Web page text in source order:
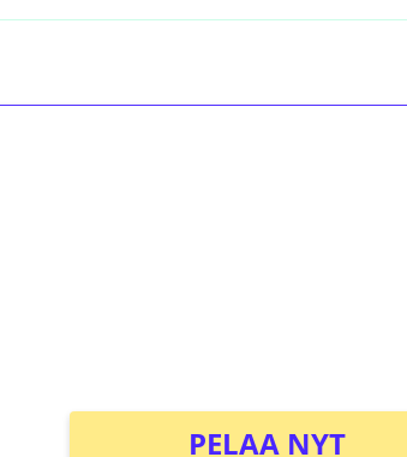
PELAA NYT